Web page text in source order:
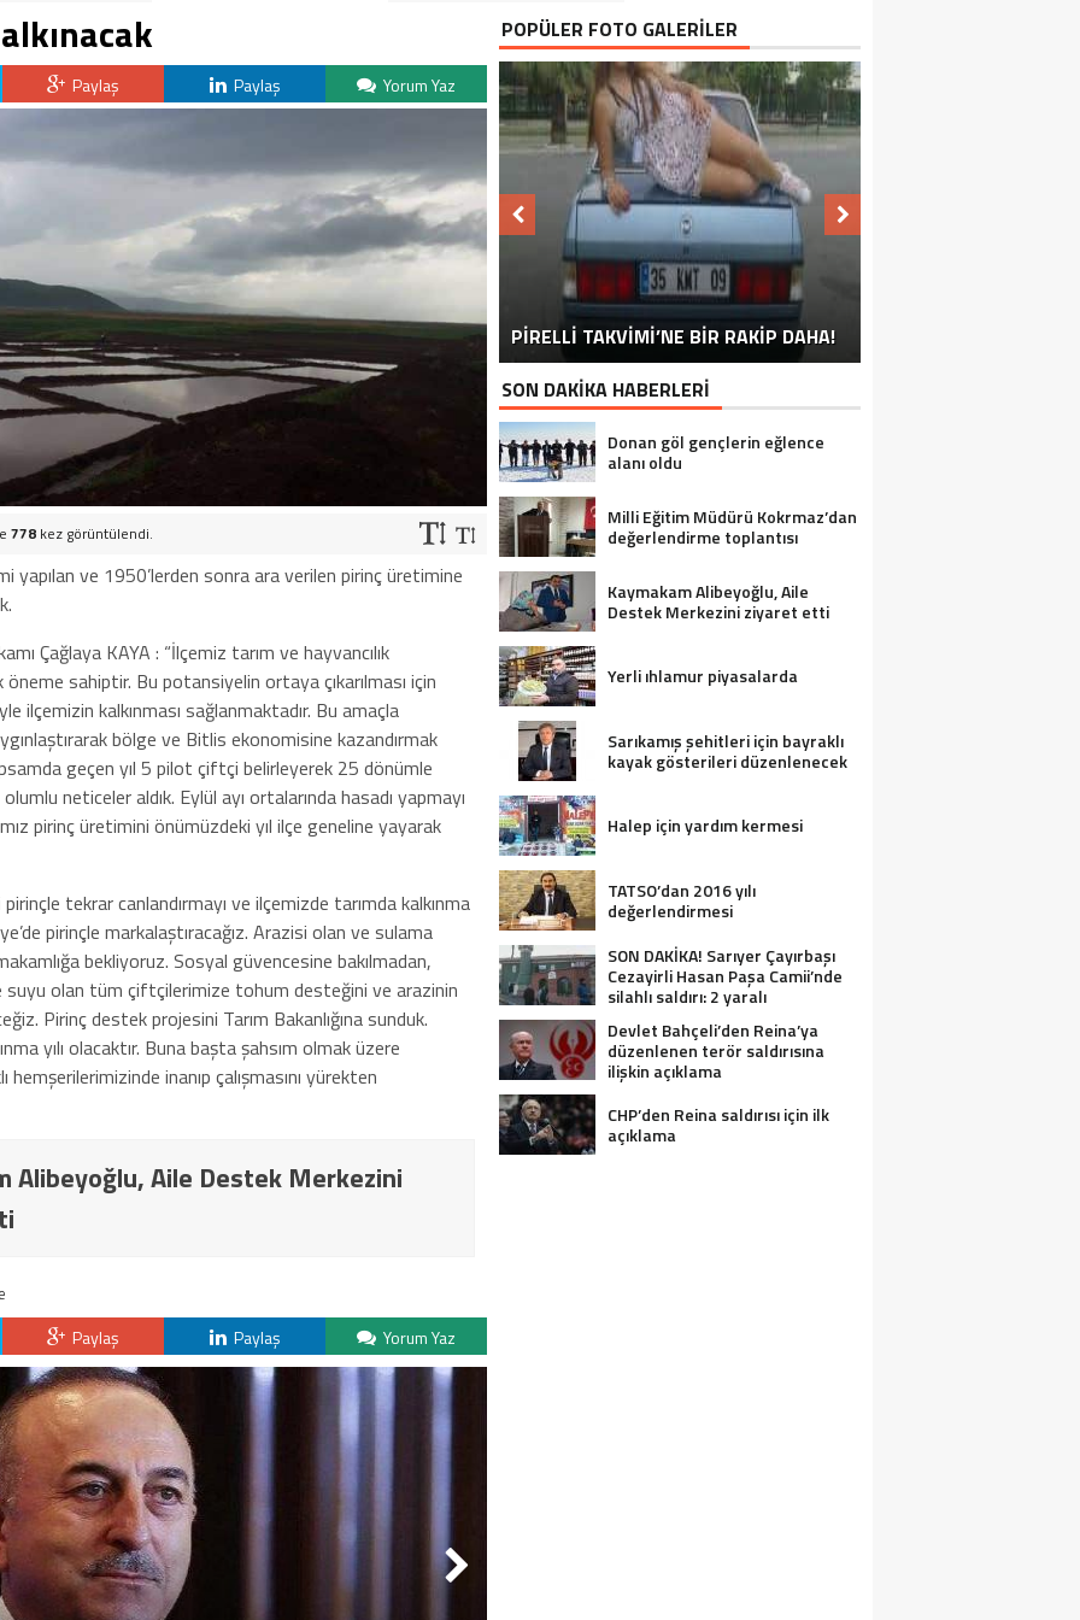
Paylaş Paylaş Yorum Yaz
778 kez görüntülendi.
yapılan ve 1950’lerden sonra ara verilen pirinç üretimine
Çağlaya KAYA : “İlçemiz tarım ve hayvancılık
sahiptir. Bu potansiyelin ortaya çıkarılması için
ilçemizin kalkınması sağlanmaktadır. Bu amaçla
bölge ve Bitlis ekonomisine kazandırmak
geçen yıl 5 pilot çiftçi belirleyerek 25 dönümle
neticeler aldık. Eylül ayı ortalarında hasadı yapmayı
pirinç üretimini önümüzdeki yıl ilçe geneline yayarak
tekrar canlandırmayı ve ilçemizde tarımda kalkınma
pirinçle markalaştıracağız. Arazisi olan ve sulama
bekliyoruz. Sosyal güvencesine bakılmadan,
suyu olan tüm çiftçilerimize tohum desteğini ve arazinin
Pirinç destek projesini Tarım Bakanlığına sunduk.
yılı olacaktır. Buna başta şahsım olmak üzere
inanıp çalışmasını yürekten
Alibeyoğlu, Aile Destek Merkezini
Paylaş Paylaş Yorum Yaz
POPÜLER FOTO GALERİLER
PİRELLİ TAKVİMİ’NE BİR RAKİP DAHA!
EN İYİ ‘KURBAN BAYRAMI’ CAPSLERİ!
BUNU SÖYLEMEYEN ESNAF GÖRDÜNÜZ
MÜ?
FOTOĞRAFLARLA HIZAN
FOTOĞRAFLARLA BITLIS
FOTOĞRAFLARLA TATVAN
FOTOĞRAFLARLA GÜROYMAK
FOTOĞRAFLARLA AHLAT
FOTOĞRAFLARLA ADILCEVAZ
FOTOĞRAFLARLA MUTKI
SON DAKİKA HABERLERİ
Donan göl gençlerin eğlence
alanı oldu
Milli Eğitim Müdürü Kokrmaz’dan
değerlendirme toplantısı
Kaymakam Alibeyoğlu, Aile
Destek Merkezini ziyaret etti
Yerli ıhlamur piyasalarda
Sarıkamış şehitleri için bayraklı
kayak gösterileri düzenlenecek
Halep için yardım kermesi
TATSO’dan 2016 yılı
değerlendirmesi
SON DAKİKA! Sarıyer Çayırbaşı
Cezayirli Hasan Paşa Camii’nde
silahlı saldırı: 2 yaralı
Devlet Bahçeli’den Reina’ya
düzenlenen terör saldırısına
ilişkin açıklama
CHP’den Reina saldırısı için ilk
açıklama